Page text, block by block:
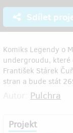
Sdílet
Komiks Legendy o
undergroudu, které
František Stárek
stran a bude stát
Pulchra
Projekt